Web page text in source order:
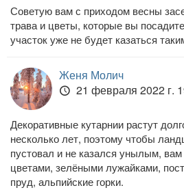
Советую вам с приходом весны
трава и цветы, которые вы
участок уже не будет казаться
Женя Молич
21 февраля 2022 г.
Декоративные кутарнии растут
несколько лет, поэтому чтобы
пустовал и не казался унылым,
цветами, зелёными лужайками,
пруд, альпийские горки.